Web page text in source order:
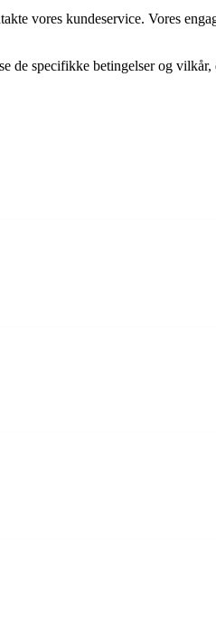
vores kundeservice. Vores
de specifikke betingelser og